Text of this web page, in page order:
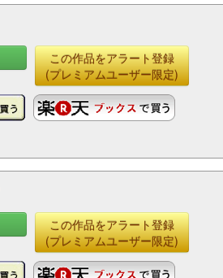
この作品をアラート登録
(プレミアムユーザー限定)
この作品をアラート登録
(プレミアムユーザー限定)